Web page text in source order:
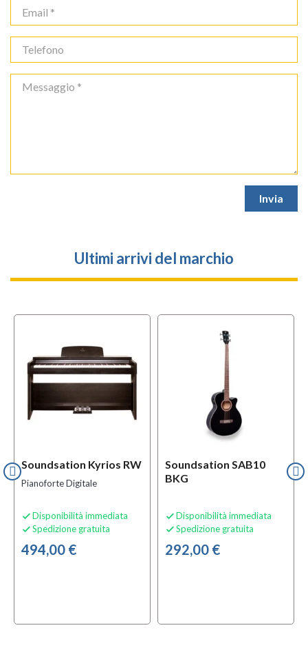
Ultimi arrivi del marchio
Soundsation Kyrios RW
Pianoforte Digitale
 Disponibilità immediata
 Spedizione gratuita
494,00 €
Soundsation SAB10
BKG
 Disponibilità immediata
 Spedizione gratuita
292,00 €